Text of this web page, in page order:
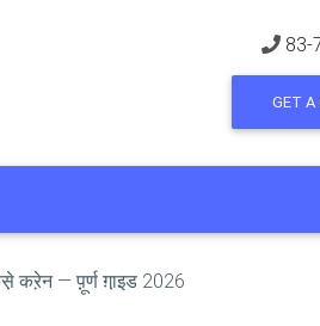
83-
GET A
कऱेन — प़ू़र्ण ग़ा़इड 2026